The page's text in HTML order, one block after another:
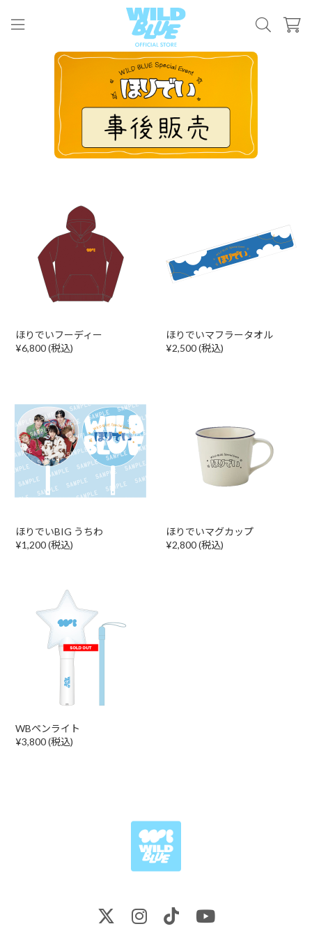
ほりでいフーディー
¥6,800 (税込)
ほりでいマフラータオル
¥2,500 (税込)
ほりでいBIG うちわ
¥1,200 (税込)
ほりでいマグカップ
¥2,800 (税込)
WBペンライト
¥3,800 (税込)